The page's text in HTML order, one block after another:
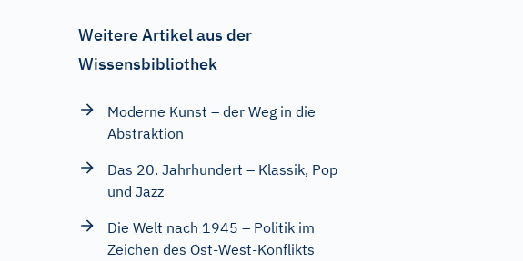
Weitere Artikel aus der
Wissensbibliothek
Moderne Kunst – der Weg in die
Abstraktion
Das 20. Jahrhundert – Klassik, Pop
und Jazz
Die Welt nach 1945 – Politik im
Zeichen des Ost-West-Konflikts